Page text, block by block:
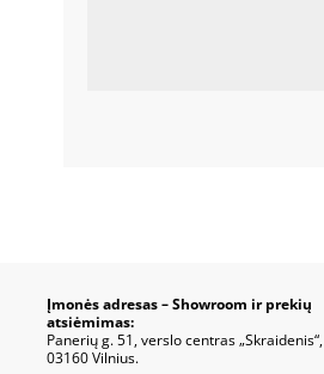
Įmonės adresas – Showroom ir prekių
atsiėmimas:
Panerių g. 51, verslo centras „Skraidenis“,
03160 Vilnius.